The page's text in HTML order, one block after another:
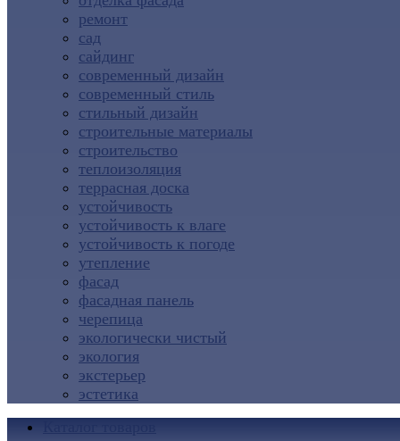
ремонт
сад
сайдинг
современный дизайн
современный стиль
стильный дизайн
строительные материалы
строительство
теплоизоляция
террасная доска
устойчивость
устойчивость к влаге
устойчивость к погоде
утепление
фасад
фасадная панель
черепица
экологически чистый
экология
экстерьер
эстетика